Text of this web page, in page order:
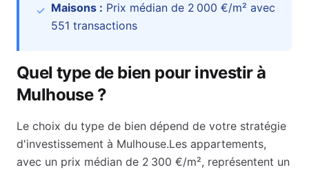
✓ Maisons : Prix médian de 2 000 €/m² avec
551 transactions
Quel type de bien pour investir à
Mulhouse?
Le choix du type de bien dépend de votre stratégie
d'investissement à Mulhouse.Les appartements,
avec un prix médian de 2 300 €/m², représentent un